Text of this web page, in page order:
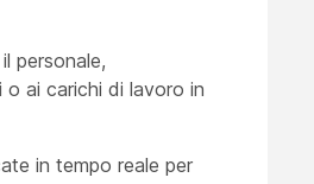
personale,
o ai carichi di lavoro in
in tempo reale per